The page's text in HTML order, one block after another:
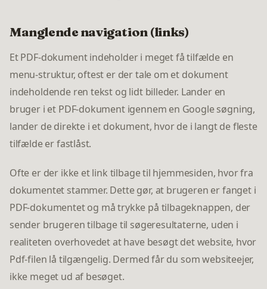
Manglende navigation (links)
Et PDF-dokument indeholder i meget få tilfælde en
menu-struktur, oftest er der tale om et dokument
indeholdende ren tekst og lidt billeder. Lander en
bruger i et PDF-dokument igennem en Google søgning,
lander de direkte i et dokument, hvor de i langt de fleste
tilfælde er fastlåst.
Ofte er der ikke et link tilbage til hjemmesiden, hvor fra
dokumentet stammer. Dette gør, at brugeren er fanget i
PDF-dokumentet og må trykke på tilbageknappen, der
sender brugeren tilbage til søgeresultaterne, uden i
realiteten overhovedet at have besøgt det website, hvor
Pdf-filen lå tilgængelig. Dermed får du som websiteejer,
ikke meget ud af besøget.